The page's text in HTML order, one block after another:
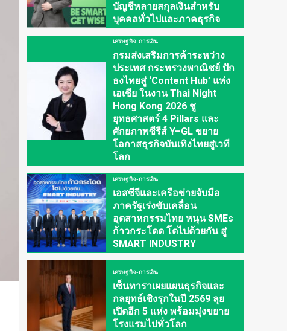
บัญชีหลายสกุลเงินสำหรับ
บุคคลทั่วไปและภาคธุรกิจ
เศรษฐกิจ-การเงิน
กรมส่งเสริมการค้าระหว่าง
ประเทศ กระทรวงพาณิชย์ ปัก
ธงไทยสู่ ‘Content Hub’ แห่ง
เอเชีย ในงาน Thai Night
Hong Kong 2026 ชู
ยุทธศาสตร์ 4 Pillars และ
ศักยภาพซีรีส์ Y–GL ขยาย
โอกาสธุรกิจบันเทิงไทยสู่เวที
โลก
เศรษฐกิจ-การเงิน
เอสซีจีและเครือข่ายจับมือ
ภาครัฐเร่งขับเคลื่อน
อุตสาหกรรมไทย หนุน SMEs
ก้าวกระโดด โตไปด้วยกัน สู่
SMART INDUSTRY
เศรษฐกิจ-การเงิน
เซ็นทาราเผยแผนธุรกิจและ
กลยุทธ์เชิงรุกในปี 2569 ลุย
เปิดอีก 5 แห่ง พร้อมมุ่งขยาย
โรงแรมไปทั่วโลก